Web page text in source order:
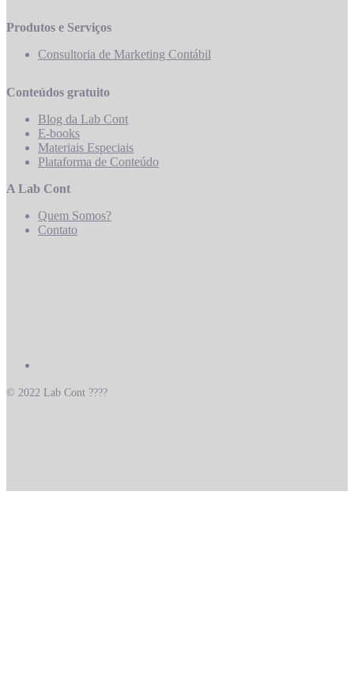
Produtos e Serviços
Consultoria de Marketing Contábil
Conteúdos gratuito
Blog da Lab Cont
E-books
Materiais Especiais
Plataforma de Conteúdo
A Lab Cont
Quem Somos?
Contato
© 2022 Lab Cont ????